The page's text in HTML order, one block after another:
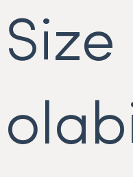
Size